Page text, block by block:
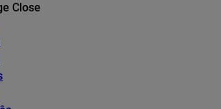
Close